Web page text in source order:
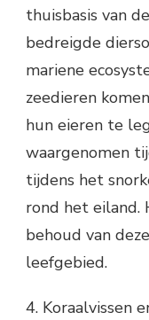
thuisbasis van
bedreigde
mariene
zeedieren
hun eieren te
waargenomen
tijdens het
rond het eiland.
behoud van
leefgebied.
4. Koraalvissen